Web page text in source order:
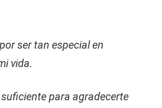
ser tan especial en
vida.
para agradecerte